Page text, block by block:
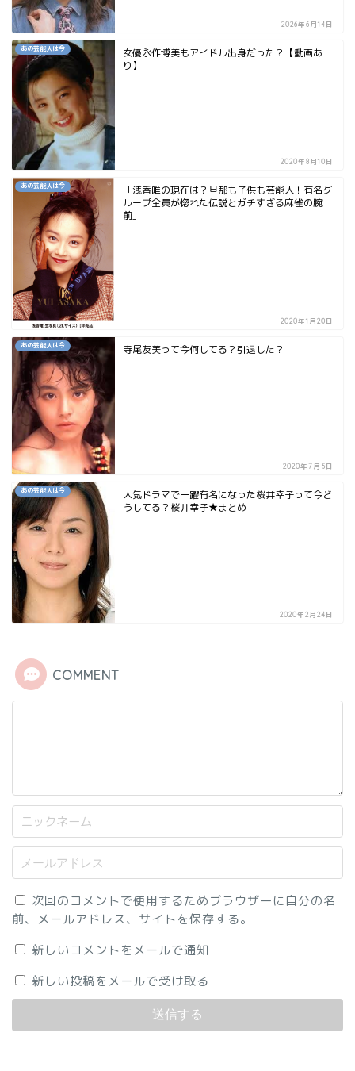
2026年6月14日
あの芸能人は今
女優永作博美もアイドル出身だった？【動画あ
り】
2020年8月10日
あの芸能人は今
「浅香唯の現在は？旦那も子供も芸能人！有名グ
ループ全員が惚れた伝説とガチすぎる麻雀の腕
前」
2020年1月20日
あの芸能人は今 寺尾友美って今何してる？引退した？
2020年7月5日
あの芸能人は今
人気ドラマで一躍有名になった桜井幸子って今ど
うしてる？桜井幸子★まとめ
2020年2月24日
COMMENT
次回のコメントで使用するためブラウザーに自分の名
前、メールアドレス、サイトを保存する。
新しいコメントをメールで通知
新しい投稿をメールで受け取る